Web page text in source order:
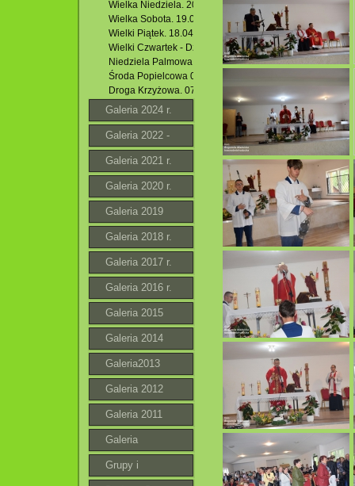
Wielka Niedziela. 20.04.2025 r.
Wielka Sobota. 19.04.2025 r.
Wielki Piątek. 18.04.2025 r.
Wielki Czwartek - Dzień Kapłański i Eucharystii.
Niedziela Palmowa w Kościele pw. Miłosierdzia Bożego
Środa Popielcowa 05.03.2025.
Droga Krzyżowa. 07.03.2025 r.
Galeria 2024 r.
Galeria 2022 -
2023 r.
Galeria 2021 r.
Galeria 2020 r.
Galeria 2019
Galeria 2018 r.
Galeria 2017 r.
Galeria 2016 r.
Galeria 2015
Galeria 2014
Galeria2013
Galeria 2012
Galeria 2011
Galeria
Grupy i